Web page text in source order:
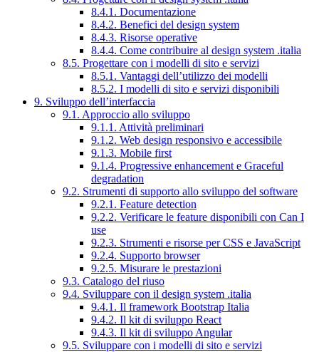
8.4.1. Documentazione
8.4.2. Benefici del design system
8.4.3. Risorse operative
8.4.4. Come contribuire al design system .italia
8.5. Progettare con i modelli di sito e servizi
8.5.1. Vantaggi dell’utilizzo dei modelli
8.5.2. I modelli di sito e servizi disponibili
9. Sviluppo dell’interfaccia
9.1. Approccio allo sviluppo
9.1.1. Attività preliminari
9.1.2. Web design responsivo e accessibile
9.1.3. Mobile first
9.1.4. Progressive enhancement e Graceful
degradation
9.2. Strumenti di supporto allo sviluppo del software
9.2.1. Feature detection
9.2.2. Verificare le feature disponibili con Can I
use
9.2.3. Strumenti e risorse per CSS e JavaScript
9.2.4. Supporto browser
9.2.5. Misurare le prestazioni
9.3. Catalogo del riuso
9.4. Sviluppare con il design system .italia
9.4.1. Il framework Bootstrap Italia
9.4.2. Il kit di sviluppo React
9.4.3. Il kit di sviluppo Angular
9.5. Sviluppare con i modelli di sito e servizi